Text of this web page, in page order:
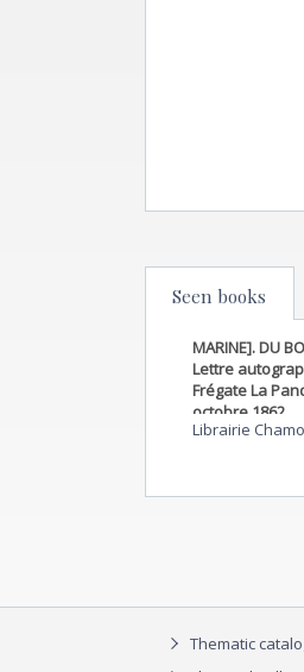
Seen books
MARINE]. DU
Lettre
Frégate La
octobre 1862
Librairie
Thematic